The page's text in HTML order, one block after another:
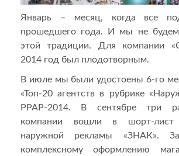
Январь – месяц, когда все
прошедшего года. И мы не будем
этой традиции. Для компании
2014 год был плодотворным.
В июле мы были удостоены 6-го
«Топ-20 агентств в рубрике
РРАР-2014. В сентябре три
компании вошли в шорт-лист
наружной рекламы «ЗНАК».
комплексному оформлению